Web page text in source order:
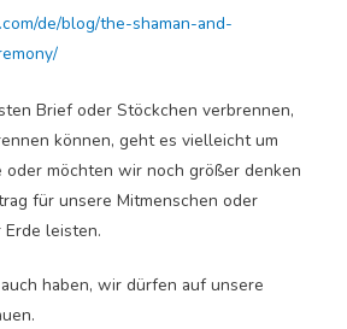
de/blog/the-shaman-and-
Brief oder Stöckchen verbrennen,
können, geht es vielleicht um
oder möchten wir noch größer denken
für unsere Mitmenschen oder
leisten.
haben, wir dürfen auf unsere